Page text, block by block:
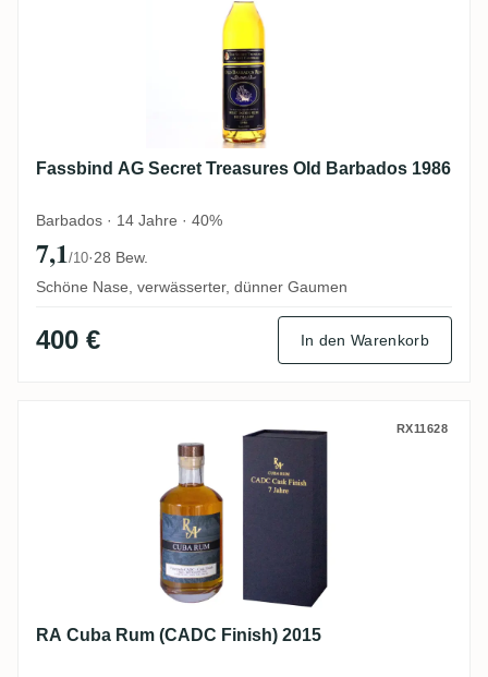
Fassbind AG Secret Treasures Old Barbados 1986
Barbados · 14 Jahre · 40%
7,1/10·28 Bew.
Schöne Nase, verwässerter, dünner Gaumen
400 € In den Warenkorb
RA Cuba Rum (CADC Finish) 2015RX11628
RA Cuba Rum (CADC Finish) 2015